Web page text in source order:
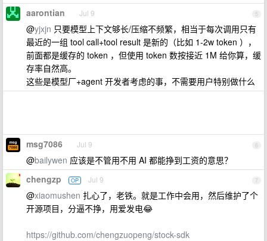
5
aarontian Jul 9
@yjxjn 只要模型上下文够长/压缩不频繁，相当于每次调用只有
最近的一组 tool call+tool result 是新的（比如 1-2w token ），
前面都是缓存的 token ，但使用 token 数按接近 1M 给你算，缓
存率自然高。
这些是模型厂+agent 开发者考虑的事，不需要用户特别做什么
6
msg7086 Jul 9
@bailywen 应该是不管用不用 AI 都能挣到工资的意思？
7
chengzp OP Jul 9
@xiaomushen 扎心了，老铁。就是工作中会用，然后维护了个
开源项目，分逼不挣，用爱发电😂
https://github.com/chengzuopeng/stock-sdk